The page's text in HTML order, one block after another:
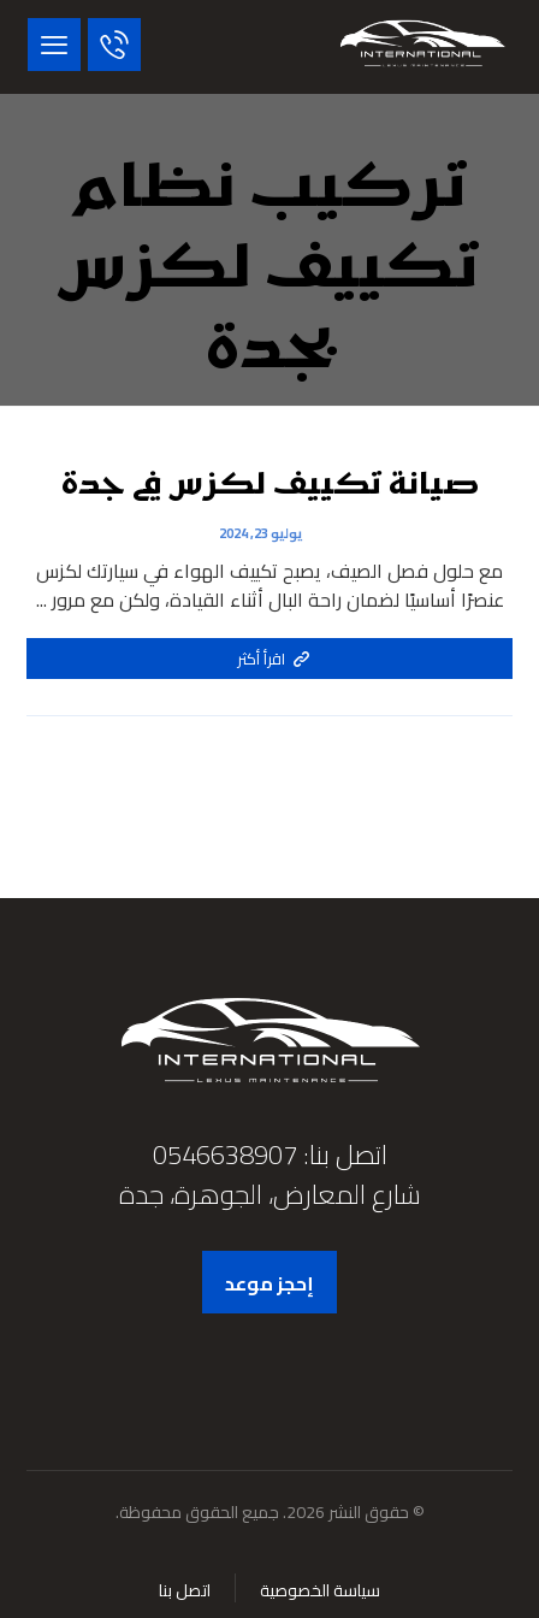
تركيب نظام
تكييف لكزس
بجدة
صيانة تكييف لكزس في جدة
يوليو 23, 2024
مع حلول فصل الصيف، يصبح تكييف الهواء في سيارتك لكزس
عنصرًا أساسيًا لضمان راحة البال أثناء القيادة، ولكن مع مرور ...
اقرأ أكثر
اتصل بنا: 0546638907
شارع المعارض، الجوهرة، جدة
إحجز موعد
© حقوق النشر 2026. جميع الحقوق محفوظة.
اتصل بنا سياسة الخصوصية